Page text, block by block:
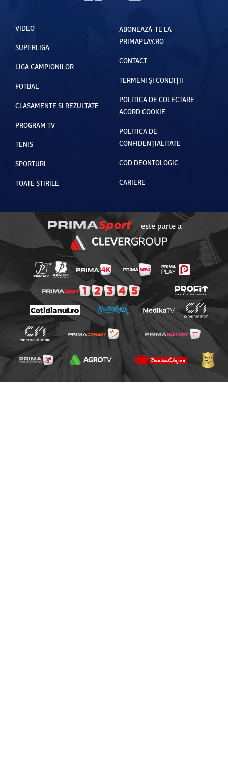
VIDEO
SUPERLIGA
LIGA CAMPIONILOR
FOTBAL
CLASAMENTE ȘI REZULTATE
PROGRAM TV
TENIS
SPORTURI
TOATE ȘTIRILE
ABONEAZĂ-TE LA
PRIMAPLAY.RO
CONTACT
TERMENI ȘI CONDIȚII
POLITICA DE COLECTARE
ACORD COOKIE
POLITICA DE
CONFIDENȚIALITATE
COD DEONTOLOGIC
CARIERE
este parte a